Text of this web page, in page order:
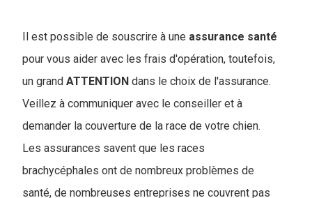
Il est possible de souscrire à une assurance santé
pour vous aider avec les frais d'opération, toutefois,
un grand ATTENTION dans le choix de l'assurance.
Veillez à communiquer avec le conseiller et à
demander la couverture de la race de votre chien.
Les assurances savent que les races
brachycéphales ont de nombreux problèmes de
santé, de nombreuses entreprises ne couvrent pas